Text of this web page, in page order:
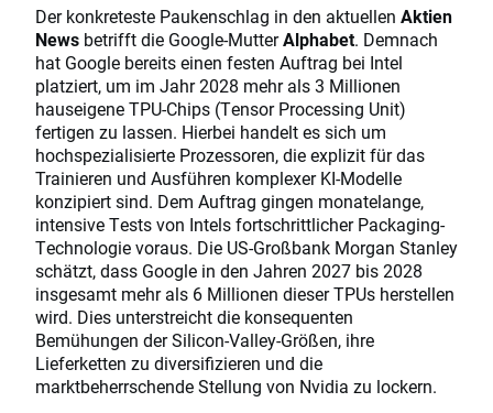
Der konkreteste Paukenschlag in den aktuellen Aktien
News betrifft die Google-MutterAlphabet. Demnach
hat Google bereits einen festen Auftrag bei Intel
platziert, um im Jahr 2028 mehr als 3 Millionen
hauseigene TPU-Chips (Tensor Processing Unit)
fertigen zu lassen. Hierbei handelt es sich um
hochspezialisierte Prozessoren, die explizit für das
Trainieren und Ausführen komplexer KI-Modelle
konzipiert sind. Dem Auftrag gingen monatelange,
intensive Tests von Intels fortschrittlicher Packaging-
Technologie voraus. Die US-Großbank Morgan Stanley
schätzt, dass Google in den Jahren 2027 bis 2028
insgesamt mehr als 6 Millionen dieser TPUs herstellen
wird. Dies unterstreicht die konsequenten
Bemühungen der Silicon-Valley-Größen, ihre
Lieferketten zu diversifizieren und die
marktbeherrschende Stellung von Nvidia zu lockern.